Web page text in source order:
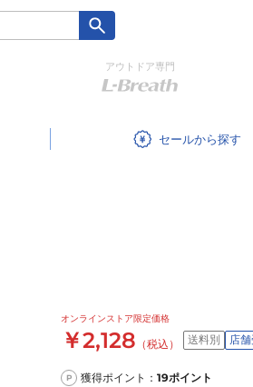
アウトドア専門
セール
オンラインストア限定価格
￥2,128 （税込） 送料別 店
P 獲得ポイント： 19ポイント